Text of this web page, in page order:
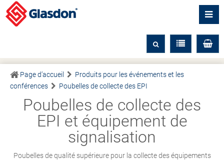
Page d’accueil
Produits pour les événements et les
conférences
Poubelles de collecte des EPI
Poubelles de collecte des
EPI et équipement de
signalisation
Poubelles de qualité supérieure pour la collecte des équipements